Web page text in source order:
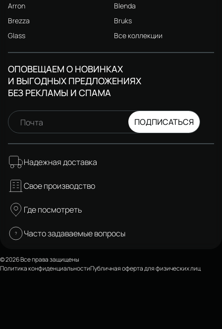
Arron
Blenda
Brezza
Bruks
Glass
Все коллекции
ОПОВЕЩАЕМ О НОВИНКАХ
И ВЫГОДНЫХ ПРЕДЛОЖЕНИЯХ
БЕЗ РЕКЛАМЫ И СПАМА
Почта ПОДПИСАТЬСЯ
Надежная доставка
Свое производство
Где посмотреть
Часто задаваемые вопросы
© 2026 Все права защищены
Политика конфиденциальностиПубличная оферта для физических лиц